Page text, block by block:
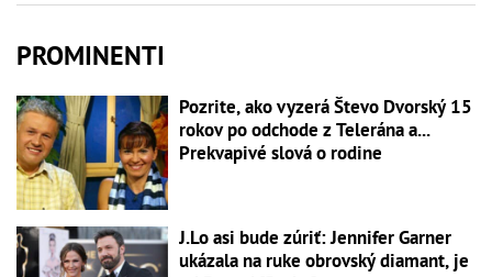
PROMINENTI
Pozrite, ako vyzerá Števo Dvorský 15
rokov po odchode z Telerána a...
Prekvapivé slová o rodine
J.Lo asi bude zúriť: Jennifer Garner
ukázala na ruke obrovský diamant, je